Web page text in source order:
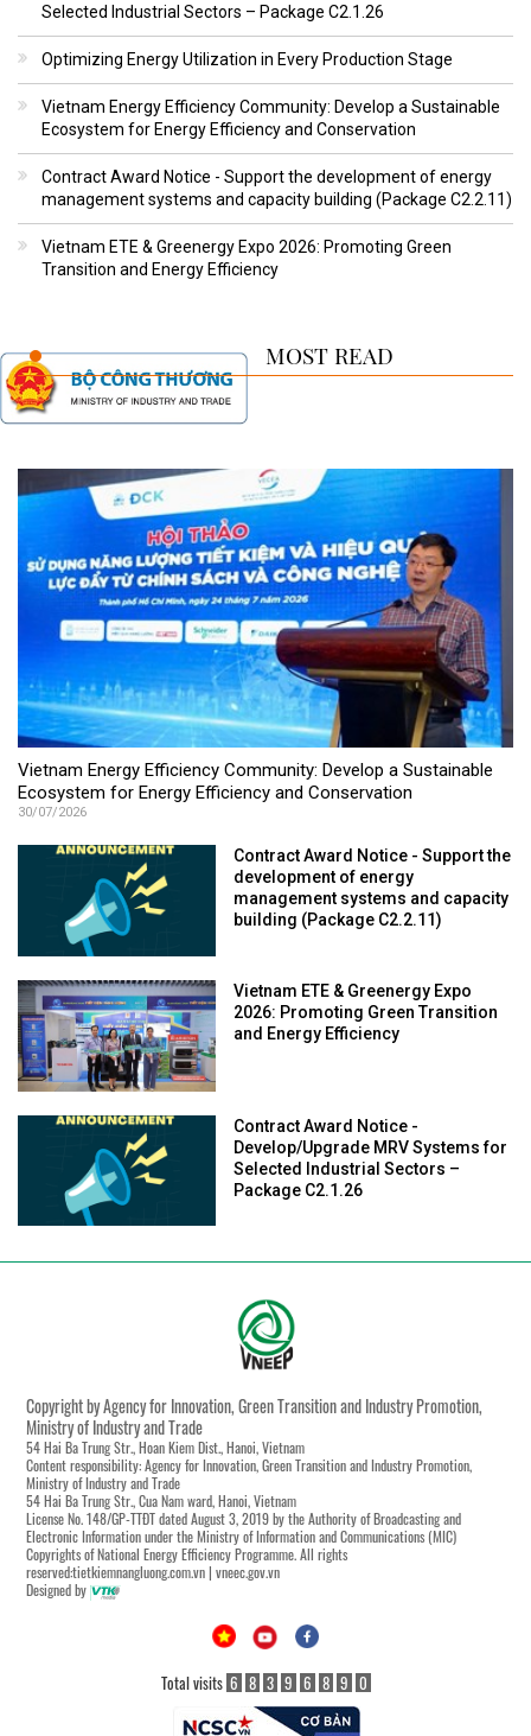
Selected Industrial Sectors – Package C2.1.26
Optimizing Energy Utilization in Every Production Stage
Vietnam Energy Efficiency Community: Develop a Sustainable
Ecosystem for Energy Efficiency and Conservation
Contract Award Notice - Support the development of energy
management systems and capacity building (Package C2.2.11)
Vietnam ETE & Greenergy Expo 2026: Promoting Green
Transition and Energy Efficiency
MOST READ
Vietnam Energy Efficiency Community: Develop a Sustainable
Ecosystem for Energy Efficiency and Conservation
30/07/2026
Contract Award Notice - Support the
development of energy
management systems and capacity
building (Package C2.2.11)
Vietnam ETE & Greenergy Expo
2026: Promoting Green Transition
and Energy Efficiency
Contract Award Notice -
Develop/Upgrade MRV Systems for
Selected Industrial Sectors –
Package C2.1.26
Copyright by Agency for Innovation, Green Transition and Industry Promotion,
Ministry of Industry and Trade
54 Hai Ba Trung Str., Hoan Kiem Dist., Hanoi, Vietnam
Content responsibility: Agency for Innovation, Green Transition and Industry Promotion,
Ministry of Industry and Trade
54 Hai Ba Trung Str., Cua Nam ward, Hanoi, Vietnam
License No. 148/GP-TTĐT dated August 3, 2019 by the Authority of Broadcasting and
Electronic Information under the Ministry of Information and Communications (MIC)
Copyrights of National Energy Efficiency Programme. All rights
reserved:tietkiemnangluong.com.vn | vneec.gov.vn
Designed by
Total visits 6 8 3 9 6 8 9 0